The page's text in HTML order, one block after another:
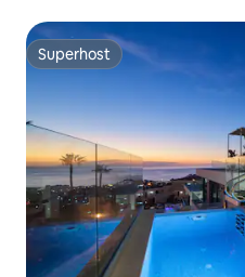
Superhost
Superhost